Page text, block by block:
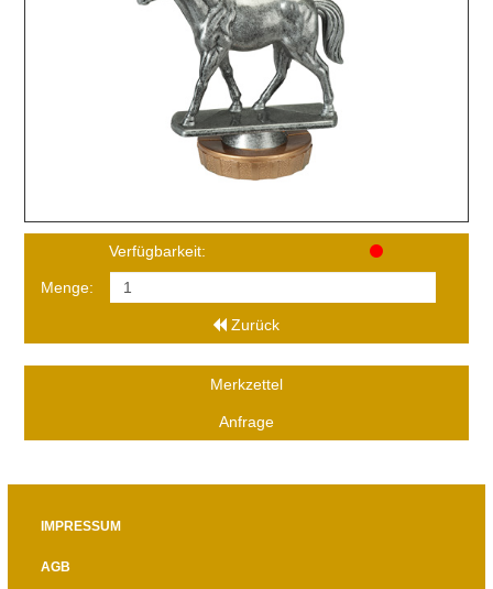
Verfügbarkeit:
Menge:
Zurück
Merkzettel
Anfrage
IMPRESSUM
AGB